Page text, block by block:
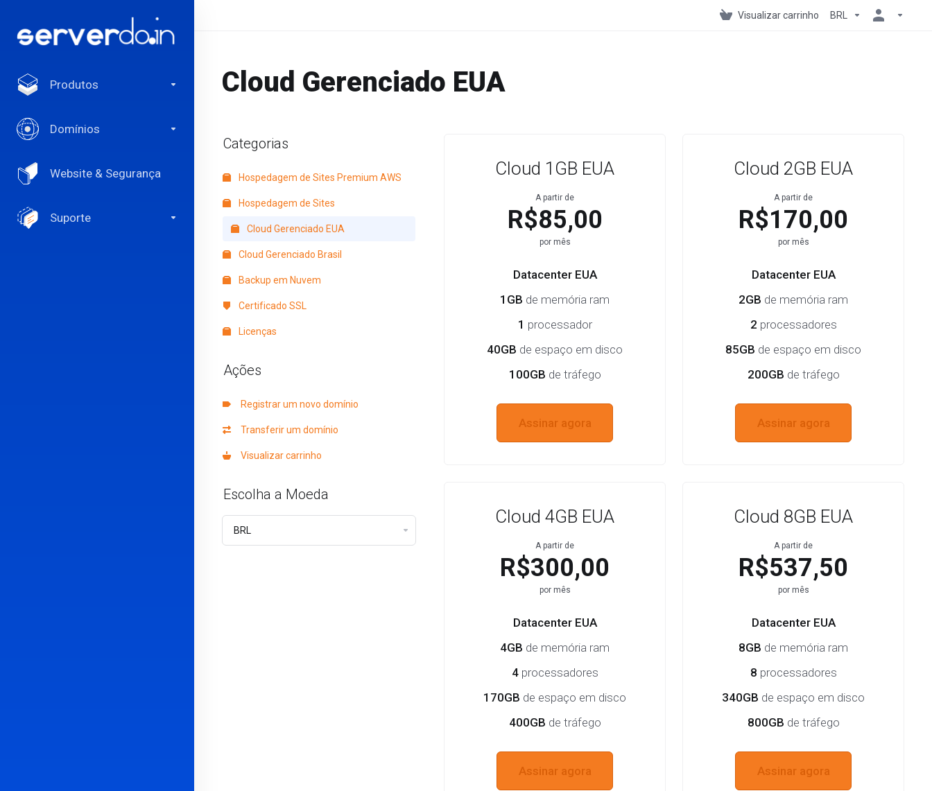
Produtos
Domínios
Website & Segurança
Suporte
Visualizar carrinho BRL
Cloud Gerenciado EUA
Categorias
Hospedagem de Sites Premium AWS
Hospedagem de Sites
Cloud Gerenciado EUA
Cloud Gerenciado Brasil
Backup em Nuvem
Certificado SSL
Licenças
Ações
Registrar um novo domínio
Transferir um domínio
Visualizar carrinho
Escolha a Moeda
Cloud 1GB EUA
A partir de
R$85,00
por mês
Datacenter EUA
1GB de memória ram
1 processador
40GB de espaço em disco
100GB de tráfego
Assinar agora
Cloud 2GB EUA
A partir de
R$170,00
por mês
Datacenter EUA
2GB de memória ram
2 processadores
85GB de espaço em disco
200GB de tráfego
Assinar agora
Cloud 4GB EUA
A partir de
R$300,00
por mês
Datacenter EUA
4GB de memória ram
4processadores
170GB de espaço em disco
400GB de tráfego
Assinar agora
Cloud 8GB EUA
A partir de
R$537,50
por mês
Datacenter EUA
8GB de memória ram
8 processadores
340GB de espaço em disco
800GB de tráfego
Assinar agora